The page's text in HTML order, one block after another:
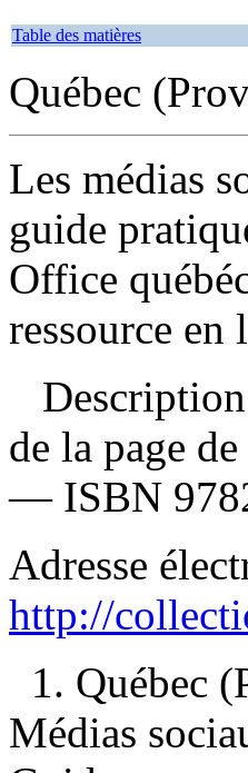
Table des matières
Québec
Les médias
guide
Office
ressource
Description
de la page
— ISBN
Adresse
http://
1. Québec
Médias